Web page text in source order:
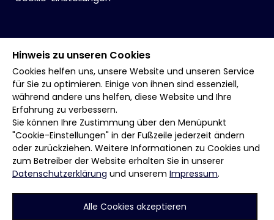
Hinweis zu unseren Cookies
Cookies helfen uns, unsere Website und unseren Service
für Sie zu optimieren. Einige von ihnen sind essenziell,
während andere uns helfen, diese Website und Ihre
Erfahrung zu verbessern.
Sie können Ihre Zustimmung über den Menüpunkt
"Cookie-Einstellungen" in der Fußzeile jederzeit ändern
oder zurückziehen. Weitere Informationen zu Cookies und
zum Betreiber der Website erhalten Sie in unserer
Datenschutzerklärung und unserem Impressum.
Alle Cookies akzeptieren